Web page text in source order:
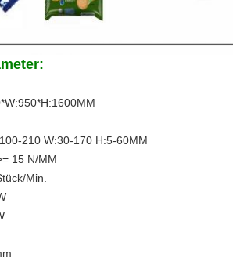
210 W:30-170 H:5-60MM
15 N/MM
Min.